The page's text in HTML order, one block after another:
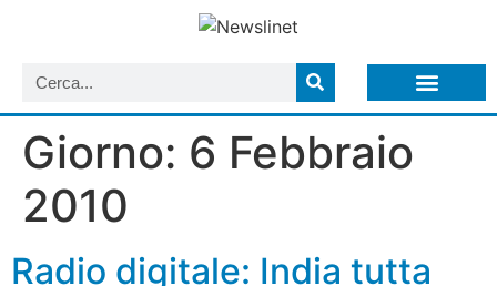
Giorno: 6 Febbraio
2010
Radio digitale: India tutta